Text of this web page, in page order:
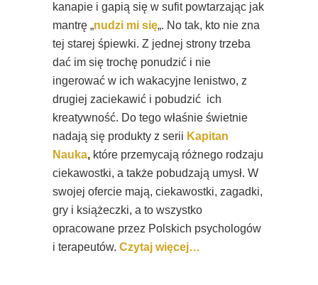
kanapie i gapią się w sufit powtarzając jak
mantrę „nudzi mi się„. No tak, kto nie zna
tej starej śpiewki. Z jednej strony trzeba
dać im się trochę ponudzić i nie
ingerować w ich wakacyjne lenistwo, z
drugiej zaciekawić i pobudzić ich
kreatywność. Do tego właśnie świetnie
nadają się produkty z serii Kapitan
Nauka, które przemycają różnego rodzaju
ciekawostki, a także pobudzają umysł. W
swojej ofercie mają, ciekawostki, zagadki,
gry i książeczki, a to wszystko
opracowane przez Polskich psychologów
i terapeutów. Czytaj więcej…